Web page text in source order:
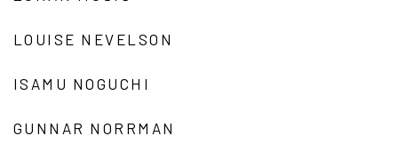
LOUISE NEVELSON
ISAMU NOGUCHI
GUNNAR NORRMAN